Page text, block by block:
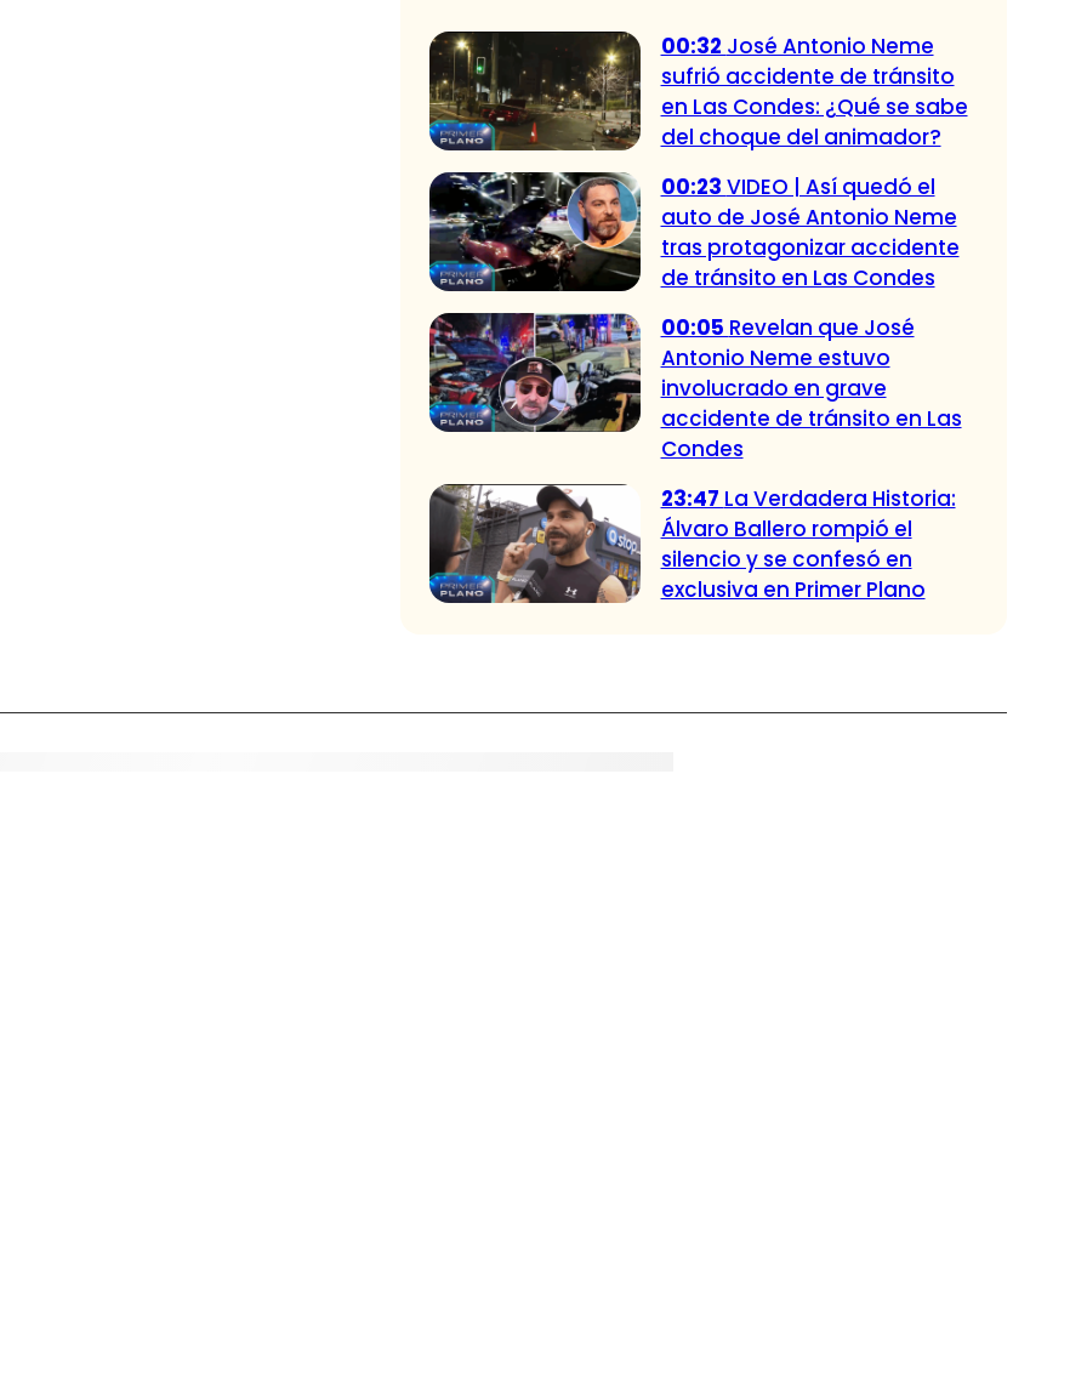
00:32 José Antonio Neme
sufrió accidente de tránsito
en Las Condes: ¿Qué se sabe
del choque del animador?
00:23 VIDEO | Así quedó el
auto de José Antonio Neme
tras protagonizar accidente
de tránsito en Las Condes
00:05 Revelan que José
Antonio Neme estuvo
involucrado en grave
accidente de tránsito en Las
Condes
23:47 La Verdadera Historia:
Álvaro Ballero rompió el
silencio y se confesó en
exclusiva en Primer Plano